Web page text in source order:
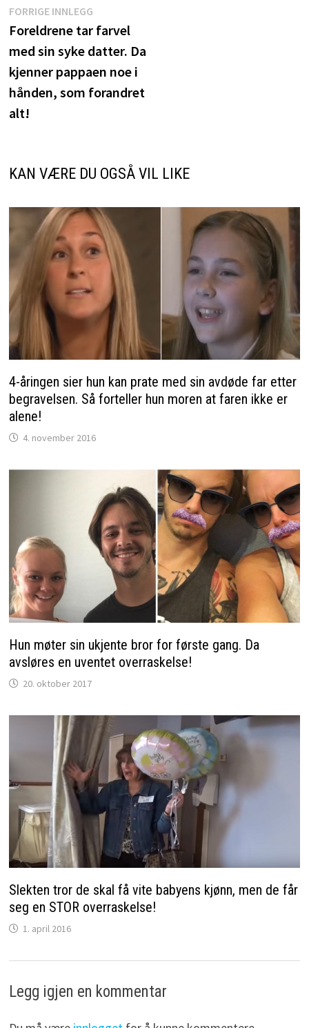
Innleggsnavigasjon
FORRIGE INNLEGGForrige
innlegg:
Foreldrene tar farvel
med sin syke datter. Da
kjenner pappaen noe i
hånden, som forandret
alt!
KAN VÆRE DU OGSÅ VIL LIKE
4-åringen sier hun kan prate med sin avdøde far etter
begravelsen. Så forteller hun moren at faren ikke er
alene!
4. november 2016
Hun møter sin ukjente bror for første gang. Da
avsløres en uventet overraskelse!
20. oktober 2017
Slekten tror de skal få vite babyens kjønn, men de får
seg en STOR overraskelse!
1. april 2016
Legg igjen en kommentar